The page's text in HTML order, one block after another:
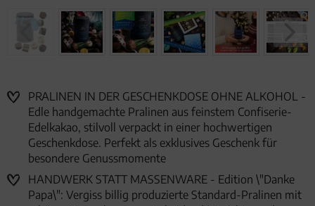
PRALINEN IN DER GESCHENKDOSE OHNE ALKOHOL -
Edle handgemachte Pralinen aus feinstem Confiserie-
Edelkakao, stilvoll verpackt in einer hochwertigen
Geschenkdose. Perfekt als exklusives Geschenk für
besondere Genussmomente
HANDWERK STATT MASSENWARE - Edition \"Danke
Papa\": Vergiss billig produzierte Standard-Pralinen mit